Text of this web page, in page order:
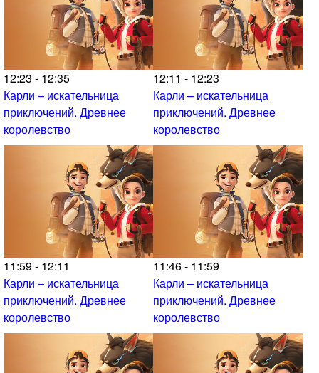
12:23 - 12:35
Карли – искательница
приключений. Древнее
королевство
12:11 - 12:23
Карли – искательница
приключений. Древнее
королевство
11:59 - 12:11
Карли – искательница
приключений. Древнее
королевство
11:46 - 11:59
Карли – искательница
приключений. Древнее
королевство